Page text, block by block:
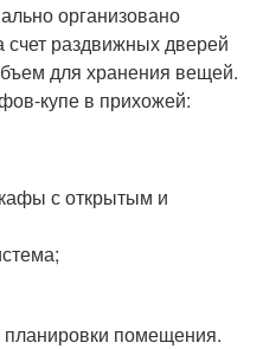
организовано
счет раздвижных дверей
для хранения вещей.
купе в прихожей:
с открытым и
помещения.